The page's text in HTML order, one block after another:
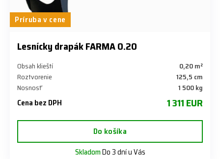
Príruba v cene
Lesnícky drapák FARMA 0.20
Obsah klieští
0,20 m²
Roztvorenie
125,5 cm
Nosnosť
1 500 kg
Cena bez DPH 1 311 EUR
Do košíka
SkladomDo 3 dní u Vás